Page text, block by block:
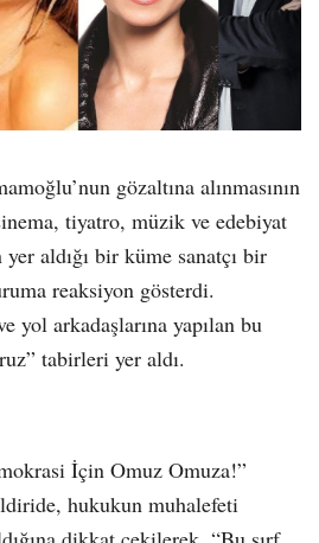
gözaltına alınmasının
tiyatro, müzik ve edebiyat
aldığı bir küme sanatçı bir
reaksiyon gösterdi.
yol arkadaşlarına yapılan bu
tabirleri yer aldı.
İçin Omuz Omuza!”
hukukun muhalefeti